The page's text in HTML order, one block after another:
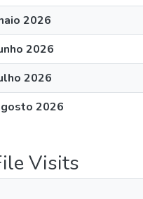
2026
2026
2026
2026
Visits